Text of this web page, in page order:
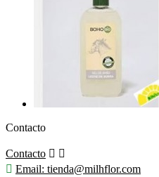
Contacto
Contacto  
 Email: tienda@milhflor.com